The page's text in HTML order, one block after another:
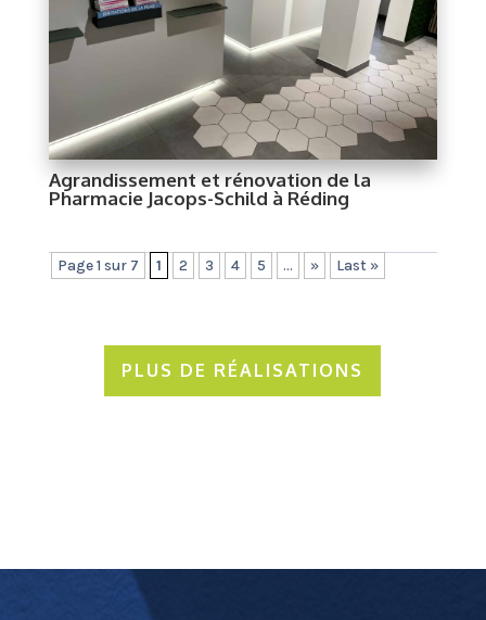
Agrandissement et rénovation de la
Pharmacie Jacops-Schild à Réding
Page 1 sur 7 1 2 3 4 5 ... » Last »
PLUS DE RÉALISATIONS